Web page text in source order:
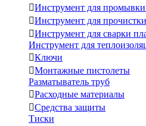
Инструмент для промывки
Инструмент для
Инструмент для сварки
Инструмент для
Ключи
Монтажные пистолеты
Разматыватель труб
Расходные материалы
Средства защиты
Тиски